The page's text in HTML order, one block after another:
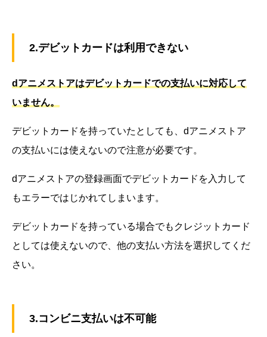
2.デビットカードは利用できない
dアニメストアはデビットカードでの支払いに対応して
いません。
デビットカードを持っていたとしても、dアニメストア
の支払いには使えないので注意が必要です。
dアニメストアの登録画面でデビットカードを入力して
もエラーではじかれてしまいます。
デビットカードを持っている場合でもクレジットカード
としては使えないので、他の支払い方法を選択してくだ
さい。
3.コンビニ支払いは不可能